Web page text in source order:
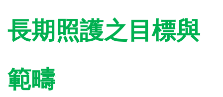
Open
學程課程資訊
師資陣容
Open submenu (下載區)
下載區
相關網站連結
長期照護之目標與
範疇